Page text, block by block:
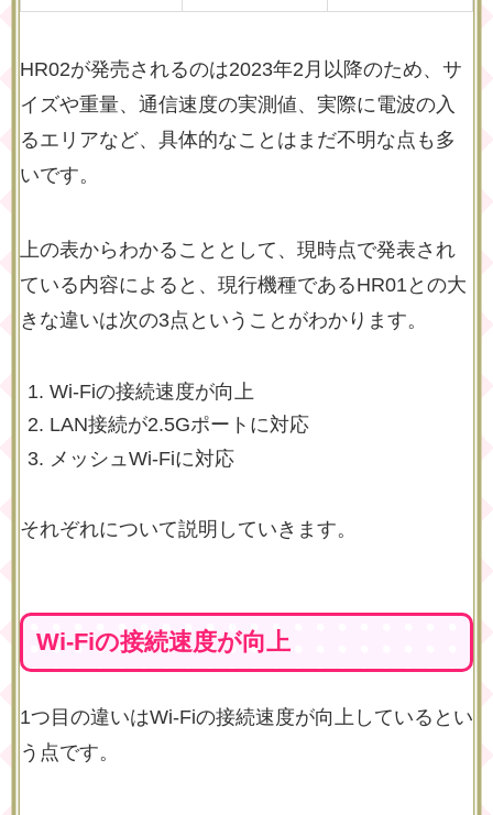
HR02が発売されるのは2023年2月以降のため、サ
イズや重量、通信速度の実測値、実際に電波の入
るエリアなど、具体的なことはまだ不明な点も多
いです。
上の表からわかることとして、現時点で発表され
ている内容によると、現行機種であるHR01との大
きな違いは次の3点ということがわかります。
Wi-Fiの接続速度が向上
LAN接続が2.5Gポートに対応
メッシュWi-Fiに対応
それぞれについて説明していきます。
Wi-Fiの接続速度が向上
1つ目の違いはWi-Fiの接続速度が向上しているとい
う点です。